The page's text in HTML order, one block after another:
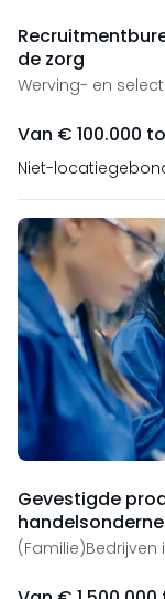
de zorg
Werving- en
Van € 100.000
Niet-
Gevestigde